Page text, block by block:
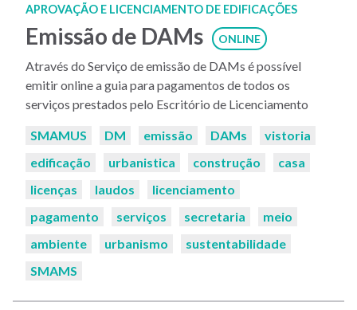
APROVAÇÃO E LICENCIAMENTO DE EDIFICAÇÕES
Emissão de DAMs ONLINE
Através do Serviço de emissão de DAMs é possível
emitir online a guia para pagamentos de todos os
serviços prestados pelo Escritório de Licenciamento
Palavras-
SMAMUS DM emissão DAMs
vistoria
edificação
urbanistica construção
casa
licenças
laudos
licenciamento
pagamento
serviços secretaria
meio
ambiente
urbanismo
sustentabilidade
SMAMS